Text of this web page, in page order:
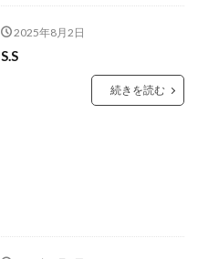
2025年8月2日
S.S
続きを読む